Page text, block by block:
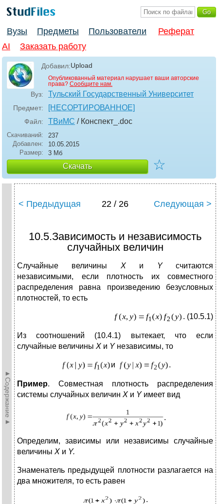
Вузы Предметы Пользователи
Реферат
AI
Заказать работу
Добавил:Upload
Опубликованный материал нарушает ваши авторские
права? Сообщите нам.
Вуз: Тульский Государственный Университет
Предмет: [НЕСОРТИРОВАННОЕ]
Файл: ТВиМС / Конспект_ .doc
Скачиваний:
237
Добавлен:
10.05.2015
Размер:
3 Мб
Скачать ☆
►Содержание►
< Предыдущая 22 / 26 Следующая >
10.5.Зависимость и независимость
случайных величин
Случайные величины Xи Yсчитаются
независимыми, если плотность их совместного
распределения равна произведению безусловных
плотностей, то есть
. (10.5.1)
Из соотношений (10.4.1) вытекает, что если
случайные величины X и Yнезависимы, то
и .
Пример. Совместная плотность распределения
системы случайных величин X и Y имеет вид
Определим, зависимы или независимы случайные
величины X и Y.
Знаменатель предыдущей плотности разлагается на
два множителя, то есть равен
.